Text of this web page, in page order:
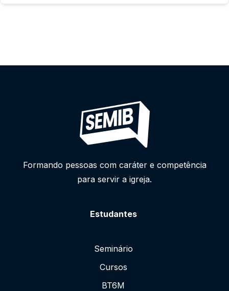
Formando pessoas com caráter e competência
para servir a igreja.
Estudantes
Seminário
Cursos
BT6M